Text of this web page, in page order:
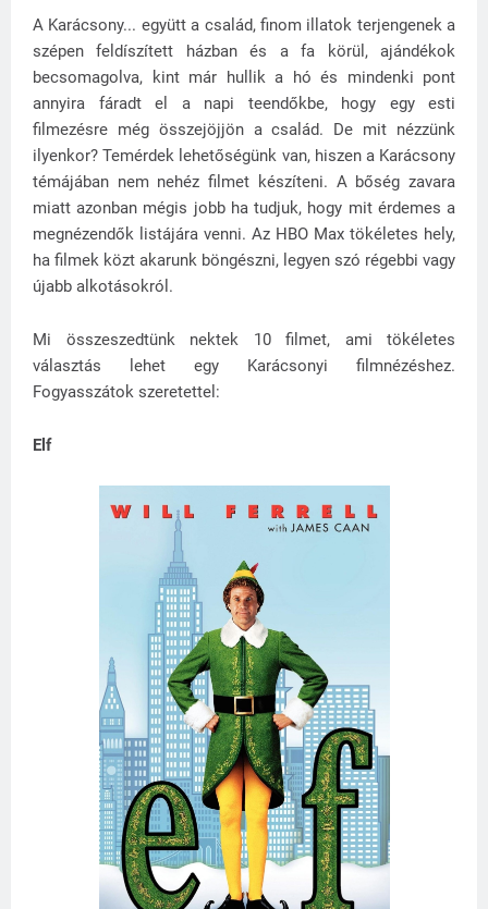
A Karácsony... együtt a család, finom illatok terjengenek a
szépen feldíszített házban és a fa körül, ajándékok
becsomagolva, kint már hullik a hó és mindenki pont
annyira fáradt el a napi teendőkbe, hogy egy esti
filmezésre még összejöjjön a család. De mit nézzünk
ilyenkor? Temérdek lehetőségünk van, hiszen a Karácsony
témájában nem nehéz filmet készíteni. A bőség zavara
miatt azonban mégis jobb ha tudjuk, hogy mit érdemes a
megnézendők listájára venni. Az HBO Max tökéletes hely,
ha filmek közt akarunk böngészni, legyen szó régebbi vagy
újabb alkotásokról.
Mi összeszedtünk nektek 10 filmet, ami tökéletes
választás lehet egy Karácsonyi filmnézéshez.
Fogyasszátok szeretettel:
Elf